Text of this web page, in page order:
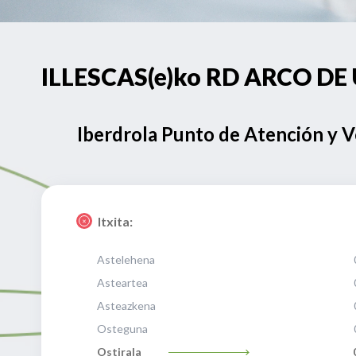
ILLESCAS(e)ko RD ARCO
Iberdrola Punto de Atención y
Itxita:
Astelehena
Asteartea
Asteazkena
Osteguna
Ostirala